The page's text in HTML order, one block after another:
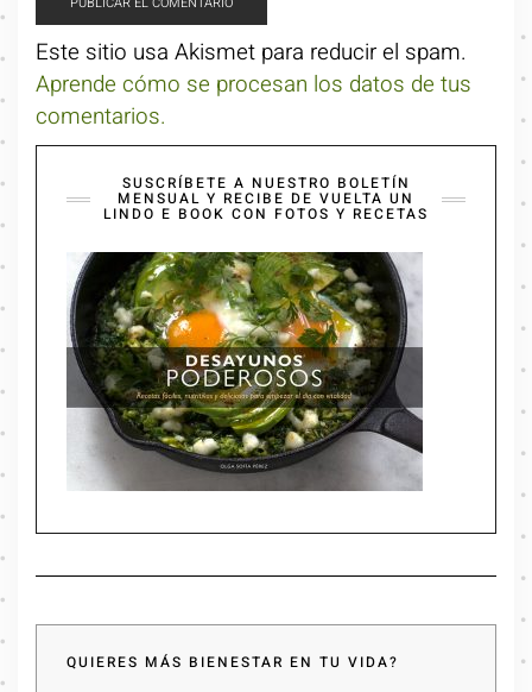
Este sitio usa Akismet para reducir el spam.
Aprende cómo se procesan los datos de tus
comentarios.
SUSCRÍBETE A NUESTRO BOLETÍN
MENSUAL Y RECIBE DE VUELTA UN
LINDO E BOOK CON FOTOS Y RECETAS
QUIERES MÁS BIENESTAR EN TU VIDA?